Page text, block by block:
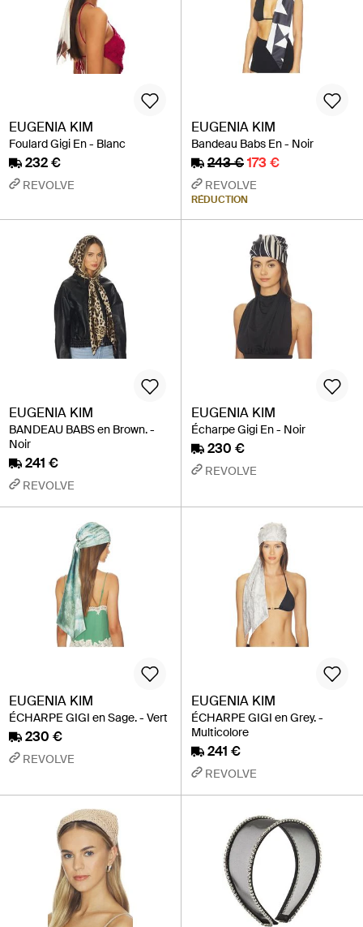
EUGENIA KIM
Foulard Gigi En - Blanc
232 €
REVOLVE
EUGENIA KIM
Bandeau Babs En - Noir
243 €173 €
REVOLVE
RÉDUCTION
EUGENIA KIM
BANDEAU BABS en Brown. -
Noir
241 €
REVOLVE
EUGENIA KIM
Écharpe Gigi En - Noir
230 €
REVOLVE
EUGENIA KIM
ÉCHARPE GIGI en Sage. - Vert
230 €
REVOLVE
EUGENIA KIM
ÉCHARPE GIGI en Grey. -
Multicolore
241 €
REVOLVE